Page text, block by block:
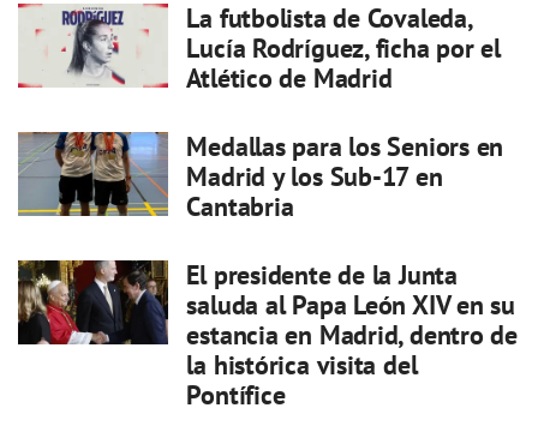
La futbolista de Covaleda,
Lucía Rodríguez, ficha por el
Atlético de Madrid
Medallas para los Seniors en
Madrid y los Sub-17 en
Cantabria
El presidente de la Junta
saluda al Papa León XIV en su
estancia en Madrid, dentro de
la histórica visita del
Pontífice